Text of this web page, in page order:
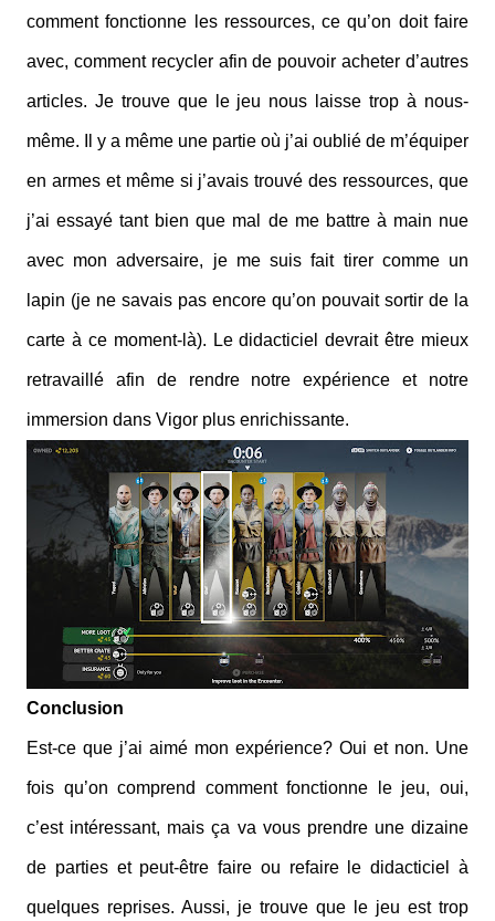
comment fonctionne les ressources, ce qu’on doit faire
avec, comment recycler afin de pouvoir acheter d’autres
articles. Je trouve que le jeu nous laisse trop à nous-
même. Il y a même une partie où j’ai oublié de m’équiper
en armes et même si j’avais trouvé des ressources, que
j’ai essayé tant bien que mal de me battre à main nue
avec mon adversaire, je me suis fait tirer comme un
lapin (je ne savais pas encore qu’on pouvait sortir de la
carte à ce moment-là). Le didacticiel devrait être mieux
retravaillé afin de rendre notre expérience et notre
immersion dans Vigor plus enrichissante.
Conclusion
Est-ce que j’ai aimé mon expérience? Oui et non. Une
fois qu’on comprend comment fonctionne le jeu, oui,
c’est intéressant, mais ça va vous prendre une dizaine
de parties et peut-être faire ou refaire le didacticiel à
quelques reprises. Aussi, je trouve que le jeu est trop